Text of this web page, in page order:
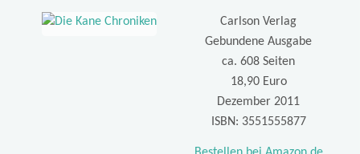
Carlson Verlag
Gebundene Ausgabe
ca. 608 Seiten
18,90 Euro
Dezember 2011
ISBN: 3551555877